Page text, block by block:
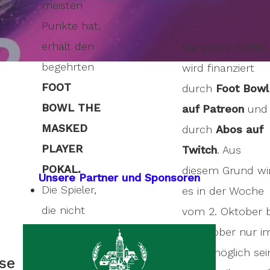
meisten
Punkte hat,
erhält den
begehrten
FOOT
BOWL THE
MASKED
PLAYER
POKAL.
Die Spieler,
die nicht
Die ganze Staffel
wird finanziert
durch Foot Bowl
auf Patreon und
durchAbos auf
Twitch. Aus
diesem Grund
es in der Woche
vom 2. Oktober
6. Oktober nur
Chat möglich
Unsere Partner und Sponsoren